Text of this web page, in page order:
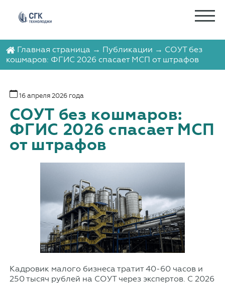
Главная страница → Публикации → СОУТ без
кошмаров: ФГИС 2026 спасает МСП от штрафов
16 апреля 2026 года
СОУТ без кошмаров:
ФГИС 2026 спасает МСП
от штрафов
Кадровик малого бизнеса тратит 40-60 часов и
250 тысяч рублей на СОУТ через экспертов. С 2026